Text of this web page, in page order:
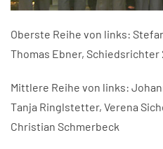
Oberste Reihe von links:
Thomas Ebner, Schiedsrichter
Mittlere Reihe von links:
Tanja Ringlstetter, Verena
Christian Schmerbeck